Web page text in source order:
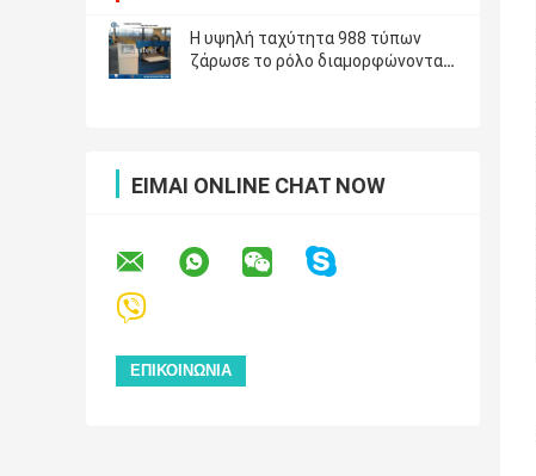
Η υψηλή ταχύτητα 988 τύπων
ζάρωσε το ρόλο διαμορφώνοντας
ΕΊΜΑΙ ONLINE CHAT NOW